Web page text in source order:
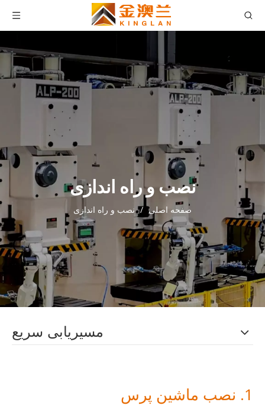
نصب و راه اندازی
صفحه اصلی / نصب و راه اندازی
مسیریابی سریع
1. نصب ماشین پرس